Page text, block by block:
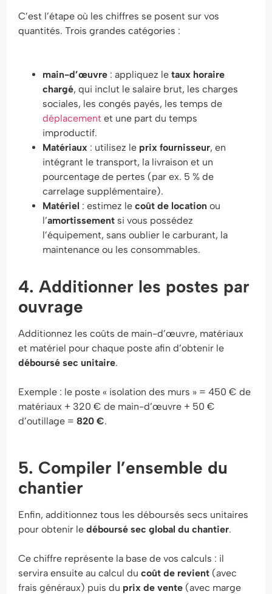
C’est l’étape où les chiffres se posent sur vos
quantités. Trois grandes catégories :
main-d’œuvre : appliquez le taux horaire
chargé, qui inclut le salaire brut, les charges
sociales, les congés payés, les temps de
déplacement et une part du temps
improductif.
Matériaux : utilisez le prix fournisseur, en
intégrant le transport, la livraison et un
pourcentage de pertes (par ex. 5 % de
carrelage supplémentaire).
Matériel : estimez le coût de location ou
l’amortissement si vous possédez
l’équipement, sans oublier le carburant, la
maintenance ou les consommables.
4. Additionner les postes par
ouvrage
Additionnez les coûts de main-d’œuvre, matériaux
et matériel pour chaque poste afin d’obtenir le
déboursé sec unitaire.
Exemple : le poste « isolation des murs » = 450 € de
matériaux + 320 € de main-d’œuvre + 50 €
d’outillage = 820 €.
5. Compiler l’ensemble du
chantier
Enfin, additionnez tous les déboursés secs unitaires
pour obtenir le déboursé sec global du chantier.
Ce chiffre représente la base de vos calculs : il
servira ensuite au calcul du coût de revient (avec
frais généraux) puis du prix de vente (avec marge